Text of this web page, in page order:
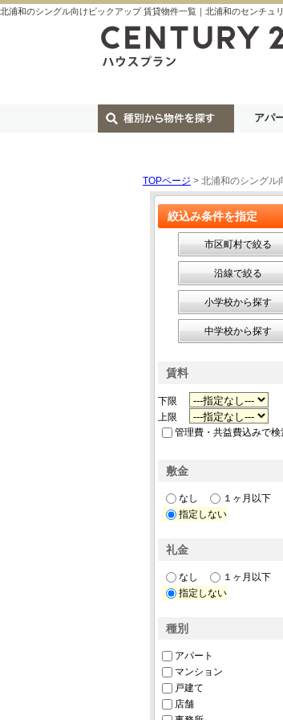
北浦和のシングル向けピックアップ 賃貸物件一覧｜北浦和のセンチュ
アパ
TOPページ > 北浦和のシングル
絞込み条件を指定
市区町村で絞る
沿線で絞る
小学校から探す
中学校から探す
賃料
下限
上限
管理費・共益費込みで検
敷金
なし
１ヶ月以下
指定しない
礼金
なし
１ヶ月以下
指定しない
種別
アパート
マンション
戸建て
店舗